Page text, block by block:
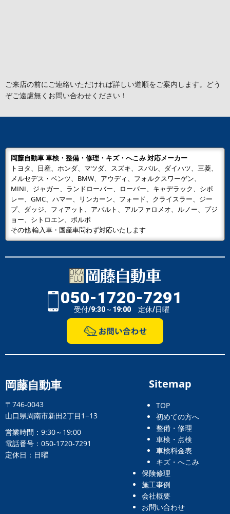
ご来店の前にご連絡いただければ詳しい道順をご案内します。どう
ぞご遠慮無くお問い合わせください！
岡藤自動車 車検・整備・修理・キズ・へこみ 対応メーカー
トヨタ、日産、ホンダ、マツダ、スズキ、スバル、ダイハツ、三菱、
メルセデス・ベンツ、BMW、アウディ、フォルクスワーゲン、
MINI、ジャガー、ランドローバー、ローバー、キャデラック、シボ
レー、GMC、ハマー、リンカーン、フォード、クライスラー、ジー
プ、ダッジ、フィアット、アバルト、アルファロメオ、ルノー、プジ
ョー、シトロエン、ボルボ
その他 輸入車・国産車問わず対応いたします
050-1720-7291
受付/9:30～19:00 定休/日曜
岡藤自動車
〒746-0043
山口県周南市新田2丁目1−13
営業時間：9:30～19:00
電話番号：050-1720-7291
定休日：日曜
Sitemap
TOP
初めての方へ
整備・修理
車検・点検
車検料金表
キズ・へこみ
保険修理
施工事例
会社概要
お問い合わせ